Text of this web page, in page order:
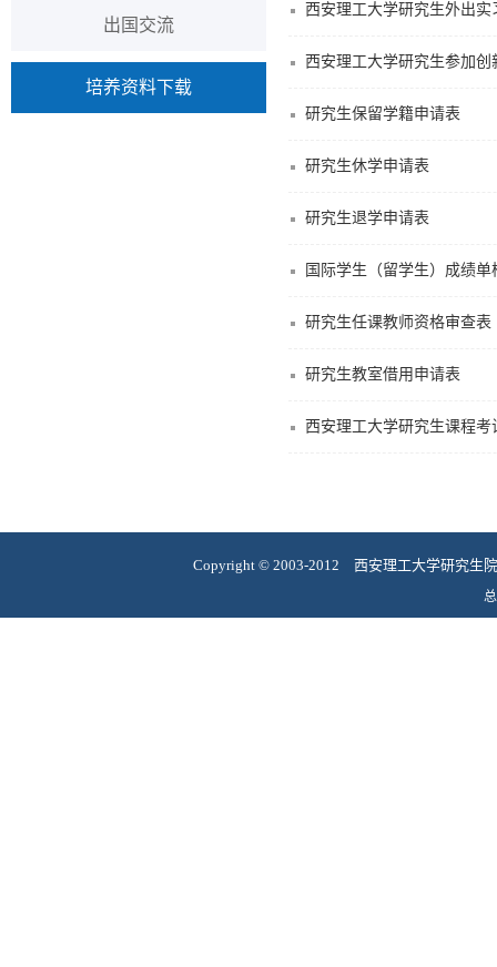
出国交流
培养资料下载
西安理工大学研究生外出实
西安理工大学研究生参加
研究生保留学籍申请表
研究生休学申请表
研究生退学申请表
国际学生（留学生）成绩单
研究生任课教师资格审查表
研究生教室借用申请表
西安理工大学研究生课程考
Copyright © 2003-2012 西安理工大学研究生